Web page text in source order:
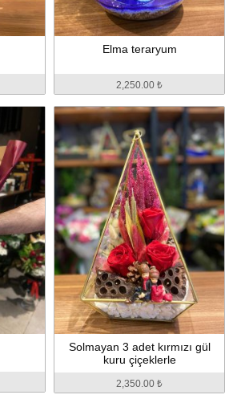
Elma teraryum
2,250.00 ₺
Solmayan 3 adet kırmızı gül
kuru çiçeklerle
2,350.00 ₺